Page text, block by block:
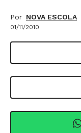
Por NOVA ESCOLA
01/11/2010